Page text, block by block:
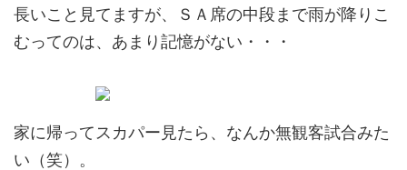
長いこと見てますが、ＳＡ席の中段まで雨が降りこ
むってのは、あまり記憶がない・・・
家に帰ってスカパー見たら、なんか無観客試合みた
い（笑）。